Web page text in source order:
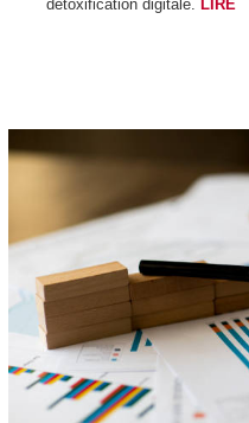
détoxification digitale. LIRE